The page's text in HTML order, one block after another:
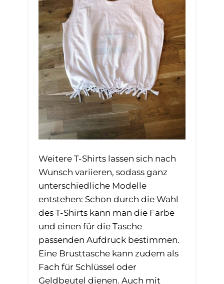
Weitere T-Shirts lassen sich nach
Wunsch variieren, sodass ganz
unterschiedliche Modelle
entstehen: Schon durch die Wahl
des T-Shirts kann man die Farbe
und einen für die Tasche
passenden Aufdruck bestimmen.
Eine Brusttasche kann zudem als
Fach für Schlüssel oder
Geldbeutel dienen. Auch mit